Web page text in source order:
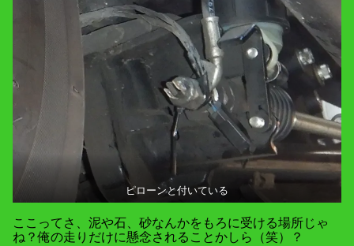
ピローンと付いている
ここってさ、泥や石、砂なんかをもろに受ける場所じゃ
ね？俺の走りだけに懸念されることかしら（笑）？